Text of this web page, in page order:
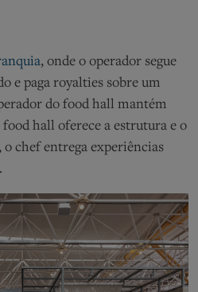
, onde o operador segue
e paga royalties sobre um
do food hall mantém
hall oferece a estrutura e o
o chef entrega experiências
.